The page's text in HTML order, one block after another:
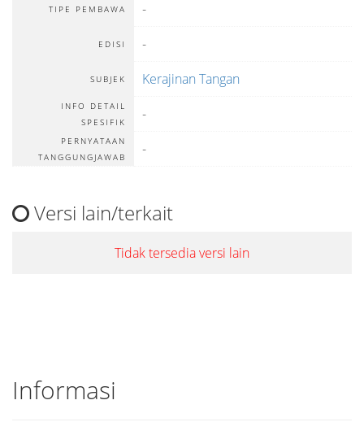
TIPE PEMBAWA -
EDISI -
SUBJEK Kerajinan Tangan
INFO DETAIL
SPESIFIK
-
PERNYATAAN
TANGGUNGJAWAB
-
Versi lain/terkait
Tidak tersedia versi lain
Informasi